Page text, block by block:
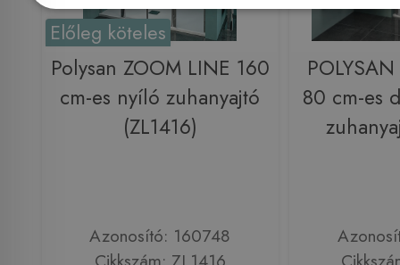
Előleg köteles
Polysan ZOOM LINE 160
cm-es nyíló zuhanyajtó
(ZL1416)
Azonosító: 160748
80 cm-es